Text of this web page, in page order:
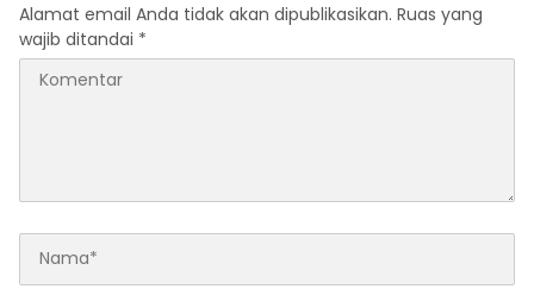
Alamat email Anda tidak akan dipublikasikan. Ruas yang
wajib ditandai *